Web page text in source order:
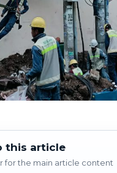
this article
for the main article content